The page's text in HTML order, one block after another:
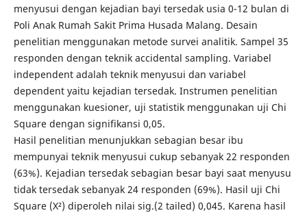
menyusui dengan kejadian bayi tersedak usia 0-12 bulan di
Poli Anak Rumah Sakit Prima Husada Malang. Desain
penelitian menggunakan metode survei analitik. Sampel 35
responden dengan teknik accidental sampling. Variabel
independent adalah teknik menyusui dan variabel
dependent yaitu kejadian tersedak. Instrumen penelitian
menggunakan kuesioner, uji statistik menggunakan uji Chi
Square dengan signifikansi 0,05.
Hasil penelitian menunjukkan sebagian besar ibu
mempunyai teknik menyusui cukup sebanyak 22 responden
(63%). Kejadian tersedak sebagian besar bayi saat menyusu
tidak tersedak sebanyak 24 responden (69%). Hasil uji Chi
Square (X²) diperoleh nilai sig.(2 tailed) 0,045. Karena hasil